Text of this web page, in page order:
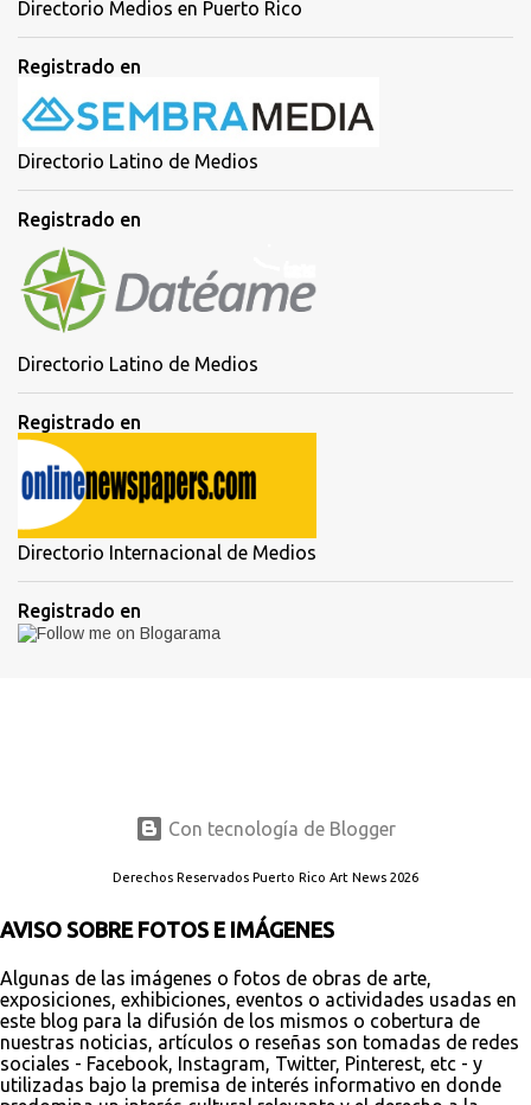
Directorio Medios en Puerto Rico
Registrado en
Directorio Latino de Medios
Registrado en
Directorio Latino de Medios
Registrado en
Directorio Internacional de Medios
Registrado en
Con tecnología de Blogger
Derechos Reservados Puerto Rico Art News 2026
AVISO SOBRE FOTOS E IMÁGENES
Algunas de las imágenes o fotos de obras de arte,
exposiciones, exhibiciones, eventos o actividades usadas en
este blog para la difusión de los mismos o cobertura de
nuestras noticias, artículos o reseñas son tomadas de redes
sociales - Facebook, Instagram, Twitter, Pinterest, etc - y
utilizadas bajo la premisa de interés informativo en donde